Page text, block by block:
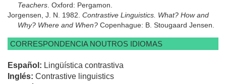
Teachers . Oxford: Pergamon.
Jorgensen, J. N. 1982. Contrastive Linguistics. What? How and
Why? Where and When? Copenhague: B. Stougaard Jensen.
CORRESPONDENCIA NOUTROS IDIOMAS
Español: Lingüística contrastiva
Inglés: Contrastive linguistics